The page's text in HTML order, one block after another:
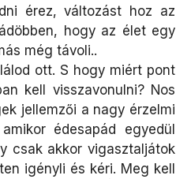
érez, változást hoz az
hogy az élet egy
még távoli..
ott. S hogy miért pont
kell visszavonulni? Nos
jellemzői a nagy érzelmi
édesapád egyedül
csak akkor vigasztaljátok
igényli és kéri. Meg kell